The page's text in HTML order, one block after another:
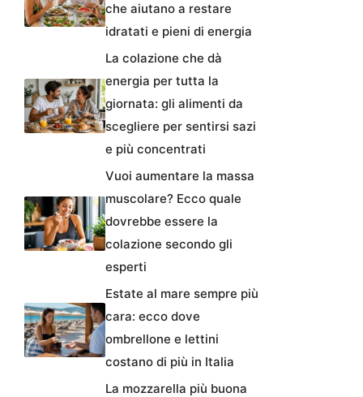
che aiutano a restare
idratati e pieni di energia
La colazione che dà
energia per tutta la
giornata: gli alimenti da
scegliere per sentirsi sazi
e più concentrati
Vuoi aumentare la massa
muscolare? Ecco quale
dovrebbe essere la
colazione secondo gli
esperti
Estate al mare sempre più
cara: ecco dove
ombrellone e lettini
costano di più in Italia
La mozzarella più buona